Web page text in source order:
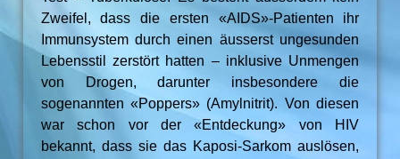
Zweifel, dass die ersten «AIDS»-Patienten ihr
Immunsystem durch einen äusserst ungesunden
Lebensstil zerstört hatten – inklusive Unmengen
von Drogen, darunter insbesondere die
sogenannten «Poppers» (Amylnitrit). Von diesen
war schon vor der «Entdeckung» von HIV
bekannt, dass sie das Kaposi-Sarkom auslösen,